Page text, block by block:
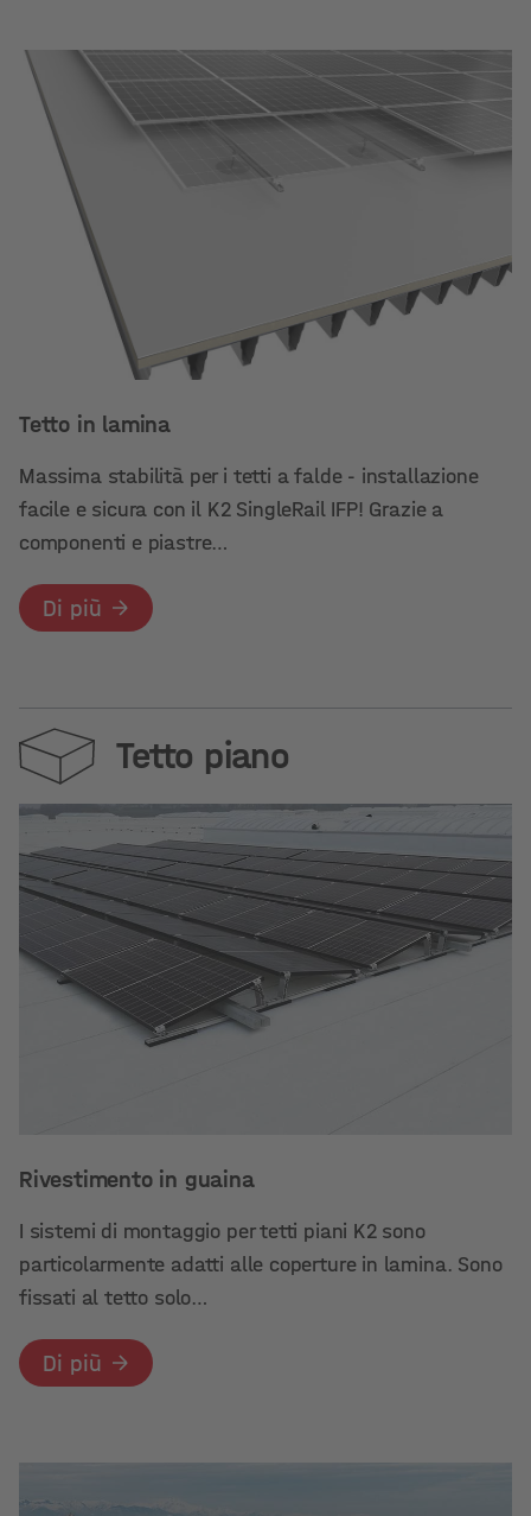
Tetto in lamina
Massima stabilità per i tetti a falde - installazione
facile e sicura con il K2 SingleRail IFP! Grazie a
componenti e piastre…
Di più
Tetto piano
Rivestimento in guaina
I sistemi di montaggio per tetti piani K2 sono
particolarmente adatti alle coperture in lamina. Sono
fissati al tetto solo…
Di più